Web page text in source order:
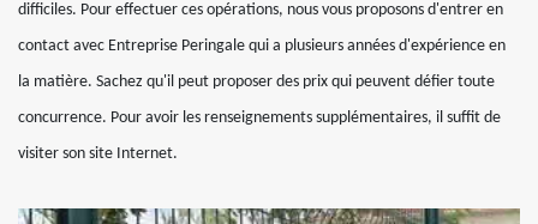
difficiles. Pour effectuer ces opérations, nous vous proposons d'entrer en
contact avec Entreprise Peringale qui a plusieurs années d'expérience en
la matière. Sachez qu'il peut proposer des prix qui peuvent défier toute
concurrence. Pour avoir les renseignements supplémentaires, il suffit de
visiter son site Internet.